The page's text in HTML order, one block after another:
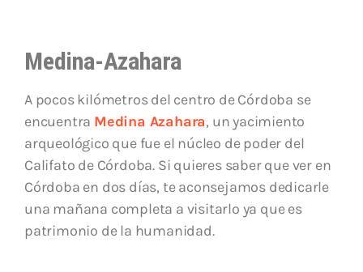
Medina-Azahara
A pocos kilómetros del centro de Córdoba se
encuentra Medina Azahara, un yacimiento
arqueológico que fue el núcleo de poder del
Califato de Córdoba. Si quieres saber que ver en
Córdoba en dos días, te aconsejamos dedicarle
una mañana completa a visitarlo ya que es
patrimonio de la humanidad.